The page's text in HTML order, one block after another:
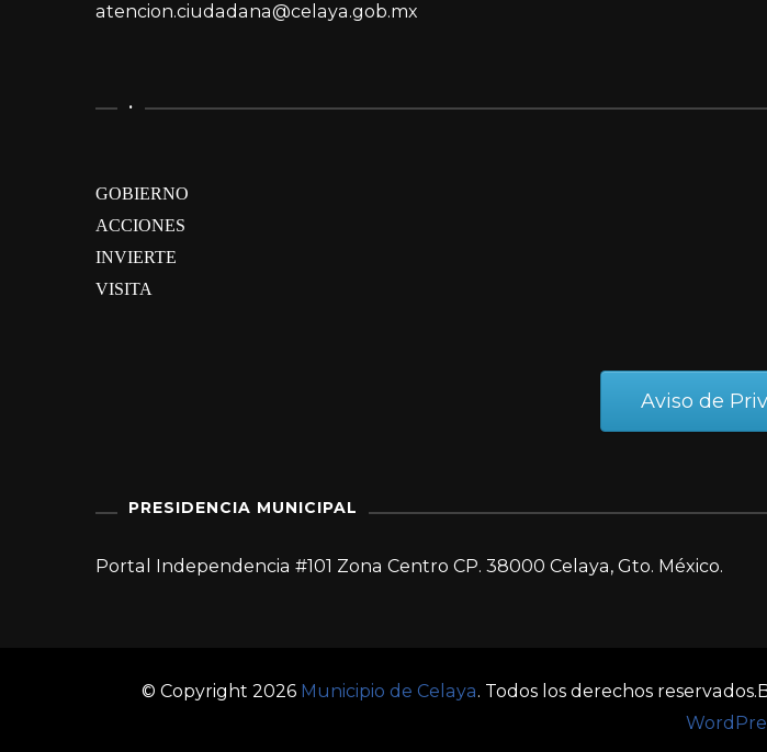
atencion.ciudadana@celaya.gob.mx
.
GOBIERNO
ACCIONES
INVIERTE
VISITA
Aviso de
PRESIDENCIA MUNICIPAL
Portal Independencia #101 Zona Centro CP. 38000 Celaya, Gto. México.
© Copyright 2026 Municipio de Celaya. Todos los derechos reservados.